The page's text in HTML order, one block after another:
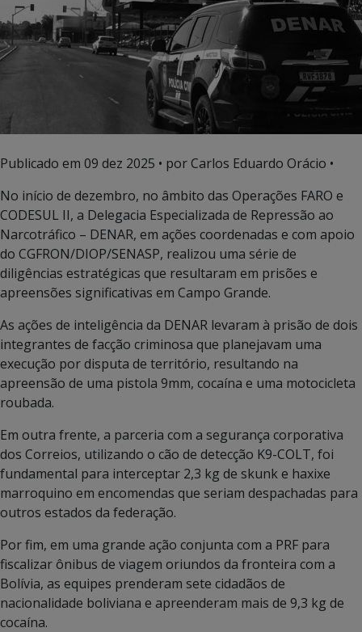
Publicado em 09 dez 2025 • por Carlos Eduardo Orácio •
No início de dezembro, no âmbito das Operações FARO e
CODESUL II, a Delegacia Especializada de Repressão ao
Narcotráfico – DENAR, em ações coordenadas e com apoio
do CGFRON/DIOP/SENASP, realizou uma série de
diligências estratégicas que resultaram em prisões e
apreensões significativas em Campo Grande.
As ações de inteligência da DENAR levaram à prisão de dois
integrantes de facção criminosa que planejavam uma
execução por disputa de território, resultando na
apreensão de uma pistola 9mm, cocaína e uma motocicleta
roubada.
Em outra frente, a parceria com a segurança corporativa
dos Correios, utilizando o cão de detecção K9-COLT, foi
fundamental para interceptar 2,3 kg de skunk e haxixe
marroquino em encomendas que seriam despachadas para
outros estados da federação.
Por fim, em uma grande ação conjunta com a PRF para
fiscalizar ônibus de viagem oriundos da fronteira com a
Bolívia, as equipes prenderam sete cidadãos de
nacionalidade boliviana e apreenderam mais de 9,3 kg de
cocaína.